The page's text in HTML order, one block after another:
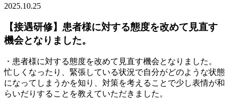
2025.10.25
【接遇研修】患者様に対する態度を改めて見直す
機会となりました。
・患者様に対する態度を改めて見直す機会となりました。
忙しくなったり、緊張している状況で自分がどのような状態
になってしまうかを知り、対策を考えることで少し表情が和
らいだりすることを教えていただきました。